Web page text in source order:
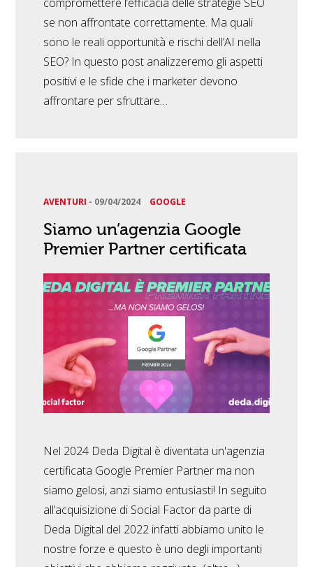
se non affrontate correttamente. Ma quali
sono le reali opportunità e rischi dell’AI nella
SEO? In questo post analizzeremo gli aspetti
positivi e le sfide che i marketer devono
affrontare per sfruttare…
AVENTURI - 09/04/2024 GOOGLE
Siamo un’agenzia Google
Premier Partner certificata
Nel 2024 Deda Digital è diventata un'agenzia
certificata Google Premier Partner ma non
siamo gelosi, anzi siamo entusiasti! In seguito
all’acquisizione di Social Factor da parte di
Deda Digital del 2022 infatti abbiamo unito le
nostre forze e questo è uno degli importanti